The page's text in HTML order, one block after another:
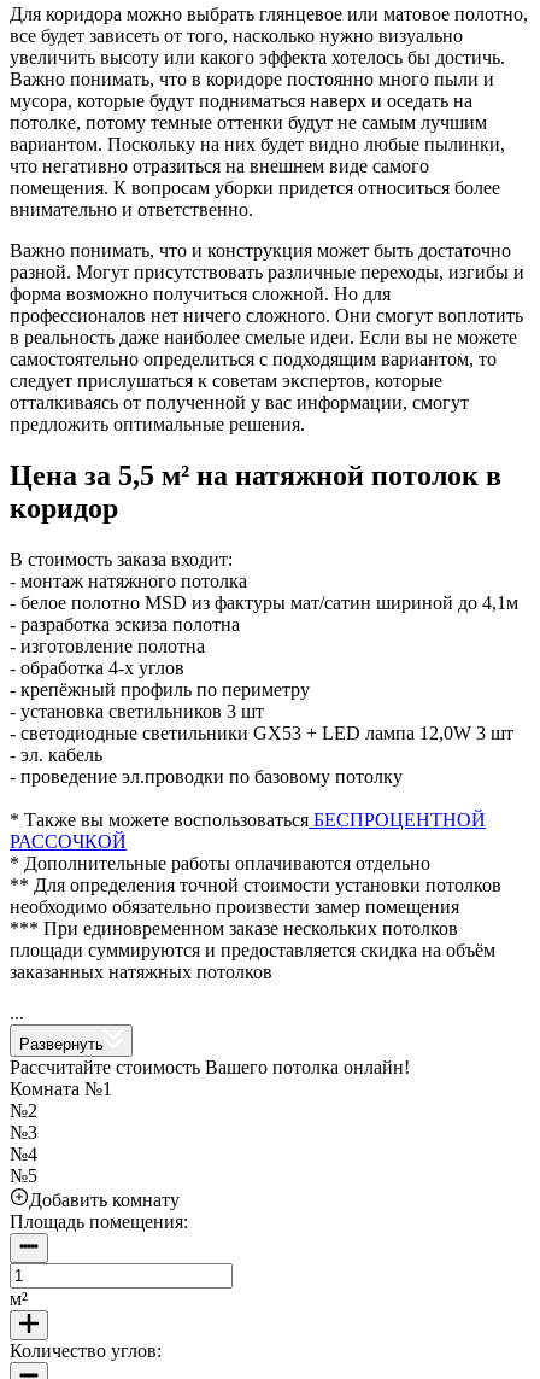
Для коридора можно выбрать глянцевое или матовое полотно,
все будет зависеть от того, насколько нужно визуально
увеличить высоту или какого эффекта хотелось бы достичь.
Важно понимать, что в коридоре постоянно много пыли и
мусора, которые будут подниматься наверх и оседать на
потолке, потому темные оттенки будут не самым лучшим
вариантом. Поскольку на них будет видно любые пылинки,
что негативно отразиться на внешнем виде самого
помещения. К вопросам уборки придется относиться более
внимательно и ответственно.
Важно понимать, что и конструкция может быть достаточно
разной. Могут присутствовать различные переходы, изгибы и
форма возможно получиться сложной. Но для
профессионалов нет ничего сложного. Они смогут воплотить
в реальность даже наиболее смелые идеи. Если вы не можете
самостоятельно определиться с подходящим вариантом, то
следует прислушаться к советам экспертов, которые
отталкиваясь от полученной у вас информации, смогут
предложить оптимальные решения.
Цена за 5,5 м² на натяжной потолок в
коридор
В стоимость заказа входит:
- монтаж натяжного потолка
- белое полотно MSD из фактуры мат/сатин шириной до 4,1м
- разработка эскиза полотна
- изготовление полотна
- обработка 4-х углов
- крепёжный профиль по периметру
- установка светильников 3 шт
- светодиодные светильники GX53 + LED лампа 12,0W 3 шт
- эл. кабель
- проведение эл.проводки по базовому потолку
* Также вы можете воспользоваться БЕСПРОЦЕНТНОЙ
РАССОЧКОЙ
* Дополнительные работы оплачиваются отдельно
** Для определения точной стоимости установки потолков
необходимо обязательно произвести замер помещения
*** При единовременном заказе нескольких потолков
площади суммируются и предоставляется скидка на объём
заказанных натяжных потолков
...
Развернуть
Рассчитайте стоимость Вашего потолка онлайн!
Комната №1
№2
№3
№4
№5
Добавить комнату
Площадь помещения:
м²
Количество углов: